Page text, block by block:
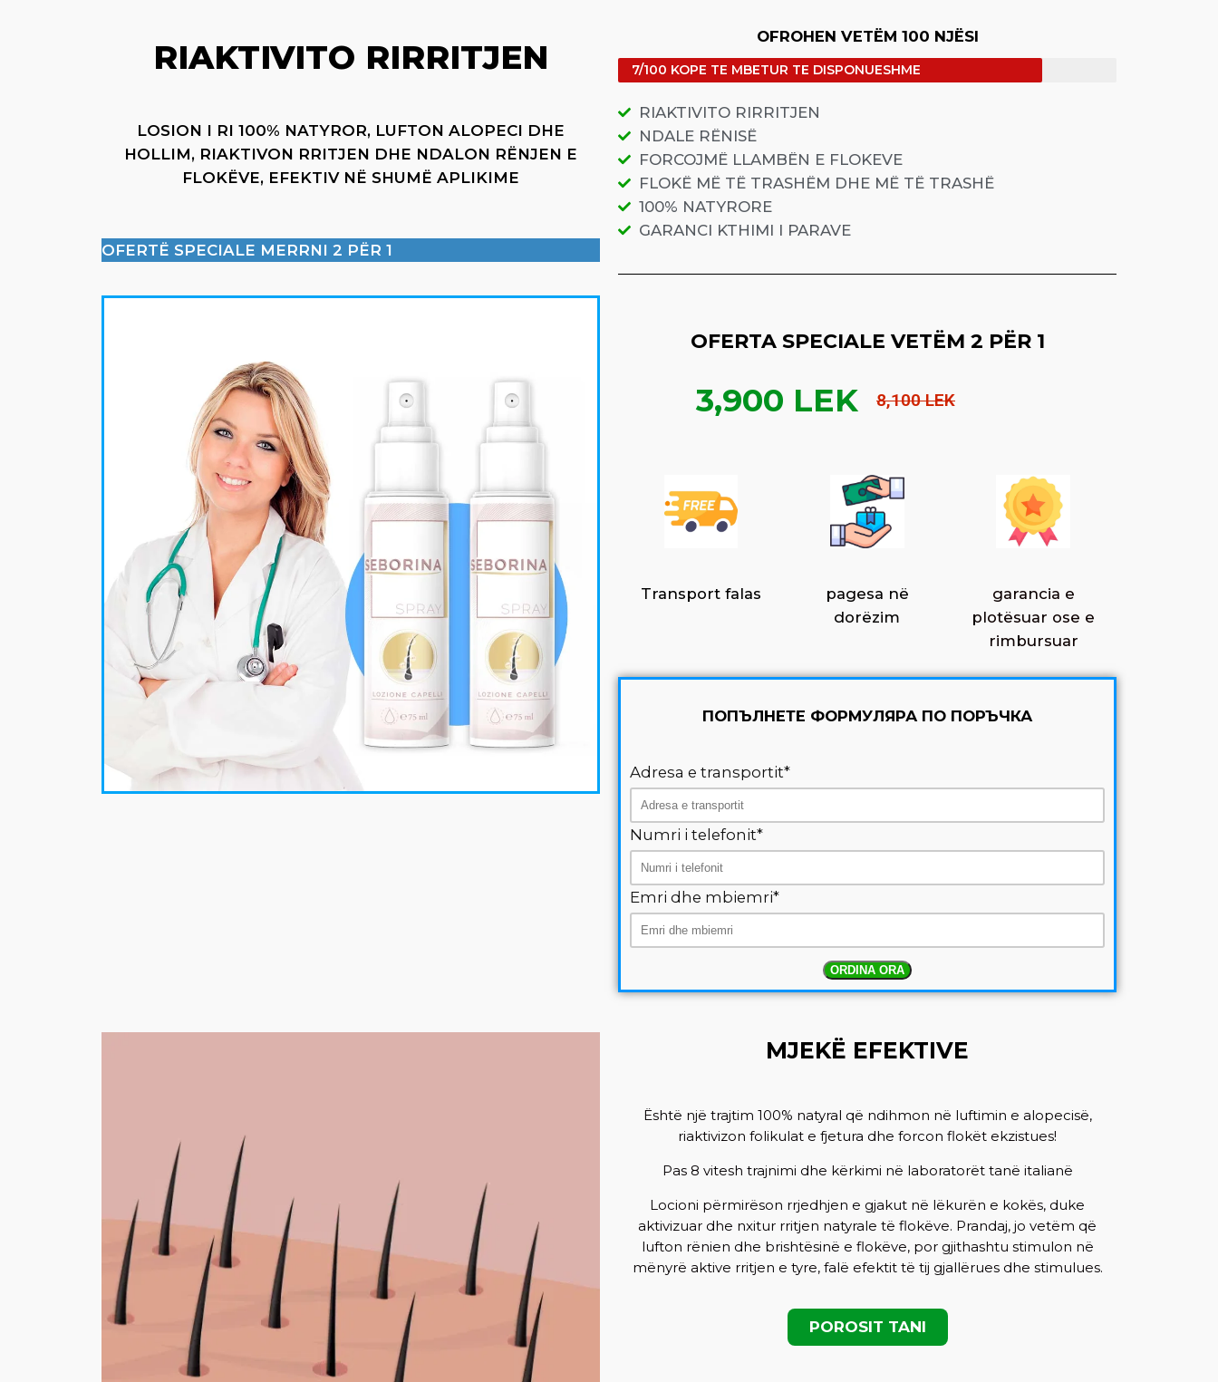
RIAKTIVITO RIRRITJEN
LOSION I RI 100% NATYROR, LUFTON ALOPECI DHE
HOLLIM, RIAKTIVON RRITJEN DHE NDALON RËNJEN E
FLOKËVE, EFEKTIV NË SHUMË APLIKIME
OFERTË SPECIALE MERRNI 2 PËR 1
OFROHEN VETËM 100 NJËSI
7/100 KOPE TE MBETUR TE DISPONUESHME
RIAKTIVITO RIRRITJEN
NDALE RËNISË
FORCOJMË LLAMBËN E FLOKEVE
FLOKË MË TË TRASHËM DHE MË TË TRASHË
100% NATYRORE
GARANCI KTHIMI I PARAVE
OFERTA SPECIALE VETËM 2 PËR 1
3,900 LEK 8,100 LEK
Transport falas
pagesa në
dorëzim
garancia e
plotësuar ose e
rimbursuar
ПОПЪЛНЕТЕ ФОРМУЛЯРА ПО ПОРЪЧКА
Adresa e transportit*
Numri i telefonit*
Emri dhe mbiemri*
ORDINA ORA
MJEKË EFEKTIVE
Është një trajtim 100% natyral që ndihmon në luftimin e alopecisë,
riaktivizon folikulat e fjetura dhe forcon flokët ekzistues!
Pas 8 vitesh trajnimi dhe kërkimi në laboratorët tanë italianë
Locioni përmirëson rrjedhjen e gjakut në lëkurën e kokës, duke
aktivizuar dhe nxitur rritjen natyrale të flokëve. Prandaj, jo vetëm që
lufton rënien dhe brishtësinë e flokëve, por gjithashtu stimulon në
mënyrë aktive rritjen e tyre, falë efektit të tij gjallërues dhe stimulues.
POROSIT TANI